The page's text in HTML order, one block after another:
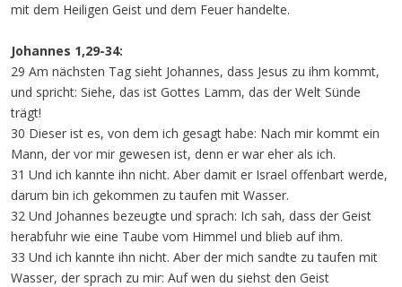
mit dem Heiligen Geist und dem Feuer handelte.
Johannes 1,29-34:
29 Am nächsten Tag sieht Johannes, dass Jesus zu ihm kommt,
und spricht: Siehe, das ist Gottes Lamm, das der Welt Sünde
trägt!
30 Dieser ist es, von dem ich gesagt habe: Nach mir kommt ein
Mann, der vor mir gewesen ist, denn er war eher als ich.
31 Und ich kannte ihn nicht. Aber damit er Israel offenbart werde,
darum bin ich gekommen zu taufen mit Wasser.
32 Und Johannes bezeugte und sprach: Ich sah, dass der Geist
herabfuhr wie eine Taube vom Himmel und blieb auf ihm.
33 Und ich kannte ihn nicht. Aber der mich sandte zu taufen mit
Wasser, der sprach zu mir: Auf wen du siehst den Geist